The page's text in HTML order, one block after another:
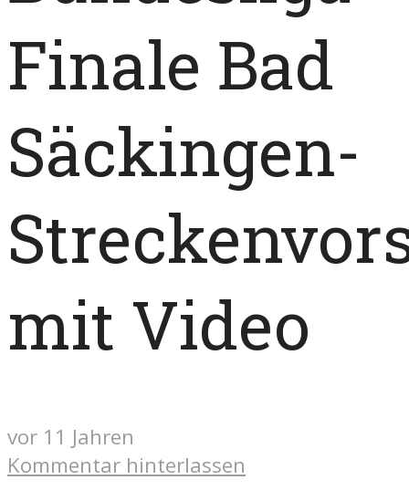
Finale Bad
Säckingen-
mit Video
vor 11 Jahren
Kommentar hinterlassen